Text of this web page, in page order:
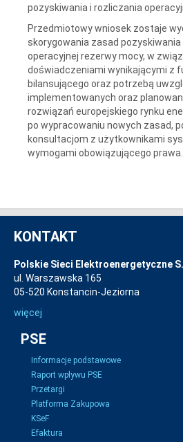
pozyskiwania i rozliczania
Przedmiotowy wniosek zostaje
skorygowania zasad pozyskiwania
operacyjnej rezerwy mocy, w
doświadczeniami wynikającymi z
bilansującego oraz potrzebą
implementowanych oraz
rozwiązań europejskiego rynku
po wypracowaniu nowych zasad,
konsultacjom z użytkownikami
wymogami obowiązującego prawa.
KONTAKT
Polskie Sieci Elektroenergetyczne
ul. Warszawska 165
05-520 Konstancin-Jeziorna
więcej
PSE
Informacje podstawowe
Raport wpływu PSE
Przetargi
Platforma Zakupowa
KSeF
Efaktura